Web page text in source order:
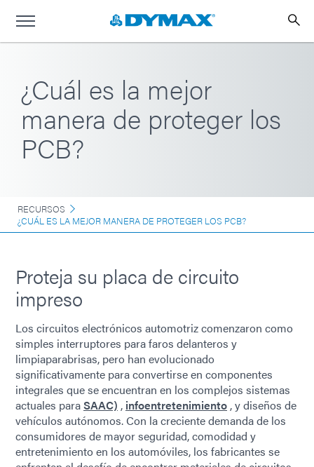
¿Cuál es la mejor
manera de proteger los
PCB?
RECURSOS
¿CUÁL ES LA MEJOR MANERA DE PROTEGER LOS PCB?
Proteja su placa de circuito
impreso
Los circuitos electrónicos automotriz comenzaron como
simples interruptores para faros delanteros y
limpiaparabrisas, pero han evolucionado
significativamente para convertirse en componentes
integrales que se encuentran en los complejos sistemas
actuales paraSAAC) , infoentretenimiento , y diseños de
vehículos autónomos. Con la creciente demanda de los
consumidores de mayor seguridad, comodidad y
entretenimiento en los automóviles, los fabricantes se